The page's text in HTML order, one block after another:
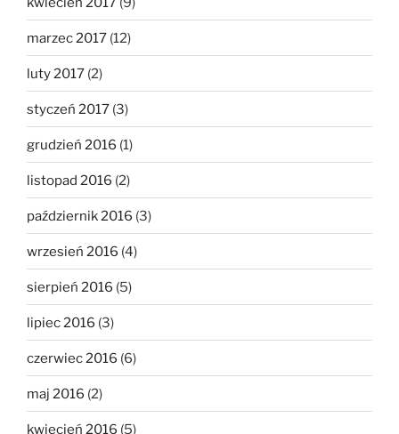
marzec 2017 (12)
luty 2017 (2)
styczeń 2017 (3)
grudzień 2016 (1)
listopad 2016 (2)
październik 2016 (3)
wrzesień 2016 (4)
sierpień 2016 (5)
lipiec 2016 (3)
czerwiec 2016 (6)
maj 2016 (2)
kwiecień 2016 (5)